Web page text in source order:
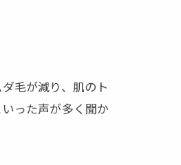
毛が減り、肌のト
った声が多く聞か